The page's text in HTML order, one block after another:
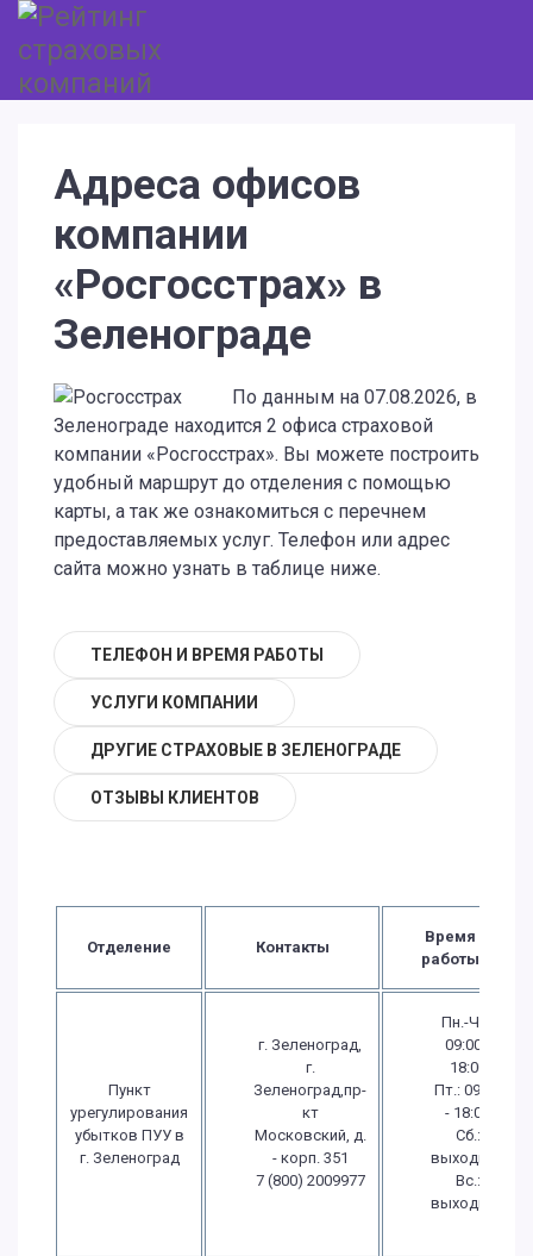
Адреса офисов
компании
«Росгосстрах» в
Зеленограде
По данным на 07.08.2026, в
Зеленограде находится 2 офиса страховой
компании «Росгосстрах». Вы можете построить
удобный маршрут до отделения с помощью
карты, а так же ознакомиться с перечнем
предоставляемых услуг. Телефон или адрес
сайта можно узнать в таблице ниже.
ТЕЛЕФОН И ВРЕМЯ РАБОТЫ
УСЛУГИ КОМПАНИИ
ДРУГИЕ СТРАХОВЫЕ В ЗЕЛЕНОГРАДЕ
ОТЗЫВЫ КЛИЕНТОВ
Отделение Контакты
Время
работы
Пункт
урегулирования
убытков ПУУ в
г. Зеленоград
г. Зеленоград,
г.
Зеленоград,пр-
кт
Московский, д.
- корп. 351
7 (800) 2009977
Пн.-Чт.:
09:00 -
18:00
Пт.: 09:00
- 18:00
Сб.:
выходной
Вс.:
выходной